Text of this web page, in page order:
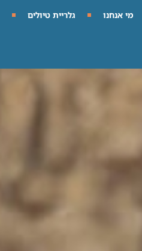
מי אנחנו גלריית טיולים